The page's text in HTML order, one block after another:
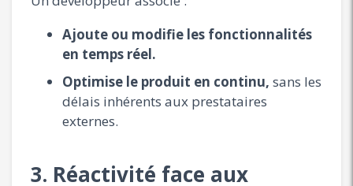
Ajoute ou modifie les fonctionnalités
en temps réel.
Optimise le produit en continu, sans les
délais inhérents aux prestataires
externes.
3. Réactivité face aux